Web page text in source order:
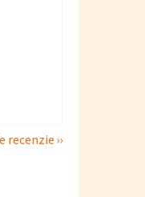
recenzie